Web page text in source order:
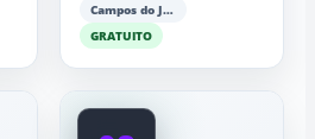
Campos do Jordão
GRATUITO